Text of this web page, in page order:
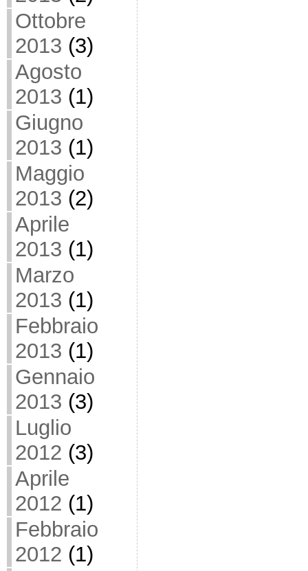
Ottobre
2013 (3)
Agosto
2013 (1)
Giugno
2013 (1)
Maggio
2013 (2)
Aprile
2013 (1)
Marzo
2013 (1)
Febbraio
2013 (1)
Gennaio
2013 (3)
Luglio
2012 (3)
Aprile
2012 (1)
Febbraio
2012 (1)